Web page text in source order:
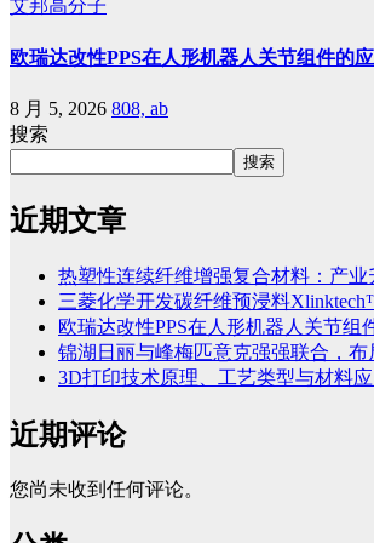
艾邦高分子
欧瑞达改性PPS在人形机器人关节组件的
8 月 5, 2026 808, ab
搜索
搜索
近期文章
热塑性连续纤维增强复合材料：产
三菱化学开发碳纤维预浸料
欧瑞达改性PPS在人形机器人关节组
锦湖日丽与峰梅匹意克强强联合，
3D打印技术原理、工艺类型与材料应
近期评论
您尚未收到任何评论。